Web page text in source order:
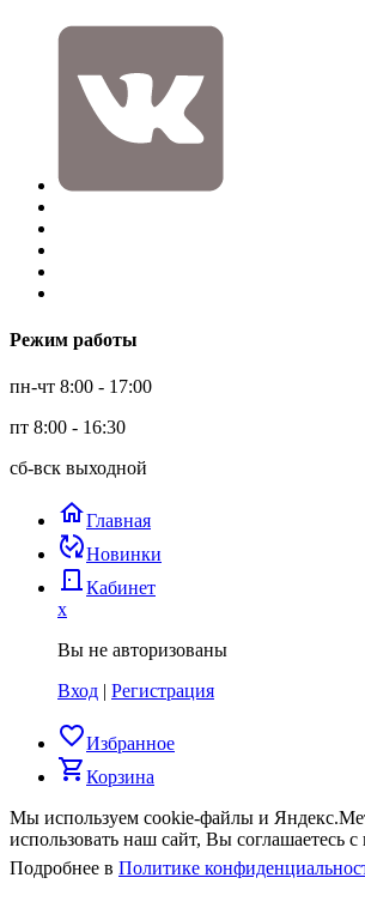
Режим работы
пн-чт 8:00 - 17:00
пт 8:00 - 16:30
сб-вск выходной
homeГлавная
published_with_changesНовинки
door_back Кабинет
x
Вы не авторизованы
Вход | Регистрация
favorite_borderИзбранное
shopping_cartКорзина
Мы используем cookie-файлы и
использовать наш сайт, Вы соглашаетесь
Подробнее в Политике